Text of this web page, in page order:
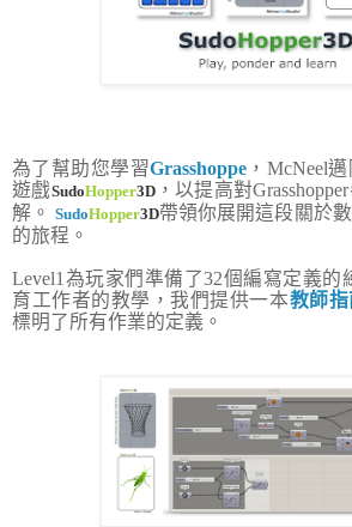
為了幫助您學習Grasshoppe，McNeel
遊戲SudoHopper3D，以提高對
解。SudoHopper3D帶領你展開這段關於
的旅程。
Level1為玩家們準備了32個編寫定義的
育工作者的教學，我們提供一本教師指
標明了所有作業的定義。